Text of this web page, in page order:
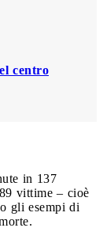
centro
in 137
vittime – cioè
gli esempi di